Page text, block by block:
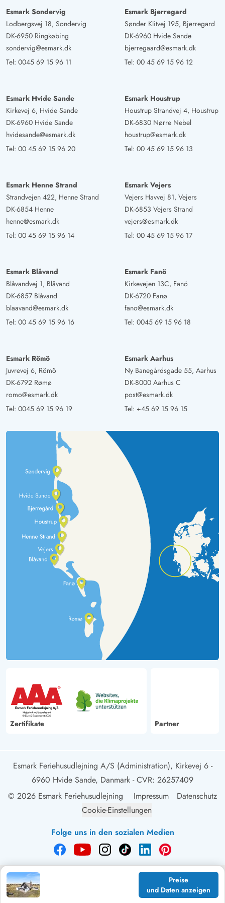
Preise
und Daten anzeigen
Esmark Sondervig
Lodbergsvej 18, Sondervig
DK-6950 Ringkøbing
sondervig@esmark.dk
Tel: 0045 69 15 96 11
Esmark Bjerregard
Sønder Klitvej 195, Bjerregard
DK-6960 Hvide Sande
bjerregaard@esmark.dk
Tel: 00 45 69 15 96 12
Esmark Hvide Sande
Kirkevej 6, Hvide Sande
DK-6960 Hvide Sande
hvidesande@esmark.dk
Tel: 00 45 69 15 96 20
Esmark Houstrup
Houstrup Strandvej 4, Houstrup
DK-6830 Nørre Nebel
houstrup@esmark.dk
Tel: 00 45 69 15 96 13
Esmark Henne Strand
Strandvejen 422, Henne Strand
DK-6854 Henne
henne@esmark.dk
Tel: 00 45 69 15 96 14
Esmark Vejers
Vejers Havvej 81, Vejers
DK-6853 Vejers Strand
vejers@esmark.dk
Tel: 00 45 69 15 96 17
Esmark Blåvand
Blåvandvej 1, Blåvand
DK-6857 Blåvand
blaavand@esmark.dk
Tel: 00 45 69 15 96 16
Esmark Fanö
Kirkevejen 13C, Fanö
DK-6720 Fanø
fano@esmark.dk
Tel: 0045 69 15 96 18
Esmark Römö
Juvrevej 6, Römö
DK-6792 Rømø
romo@esmark.dk
Tel: 0045 69 15 96 19
Esmark Aarhus
Ny Banegårdsgade 55, Aarhus
DK-8000 Aarhus C
post@esmark.dk
Tel: +45 69 15 96 15
Zertifikate Partner
Esmark Feriehusudlejning A/S (Administration), Kirkevej 6 -
6960 Hvide Sande, Danmark - CVR: 26257409
© 2026 Esmark Feriehusudlejning
Impressum
Datenschutz
Cookie-Einstellungen
Folge uns in den sozialen Medien